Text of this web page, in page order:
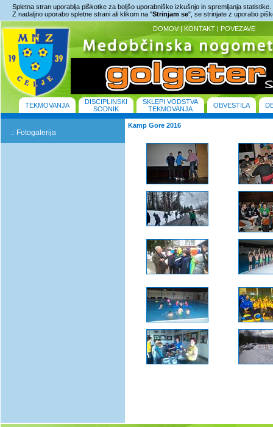
Spletna stran uporablja piškotke za boljšo uporabniško izkušnjo in spremljanja statistike.
Z nadaljno uporabo spletne strani ali klikom na "Strinjam se", se strinjate z uporabo
DOMOV | KONTAKT | POVEZAVE
TEKMOVANJA
DISCIPLINSKI
SODNIK
SKLEPI VODSTVA
TEKMOVANJA
OBVESTILA
.: Fotogalerija
Kamp Gore 2016